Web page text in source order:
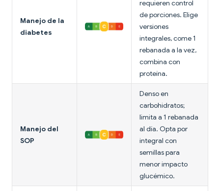
Manejo de la
diabetes
requieren control
de porciones. Elige
versiones
integrales, come 1
rebanada a la vez,
combina con
proteína.
Manejo del
SOP
Denso en
carbohidratos;
limita a 1 rebanada
al día. Opta por
integral con
semillas para
menor impacto
glucémico.